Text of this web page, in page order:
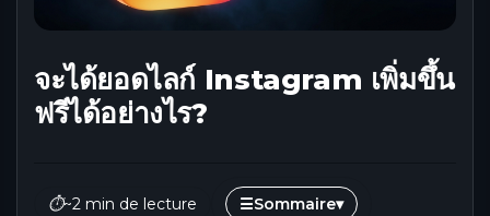
จะได้ยอดไลก์ Instagram เพิ่มขึ้น
ฟรีได้อย่างไร?
⏱~2 min de lecture ☰Sommaire▾